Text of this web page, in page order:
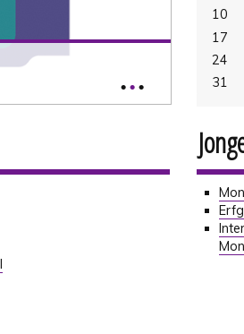
• • •
10
17
24
31